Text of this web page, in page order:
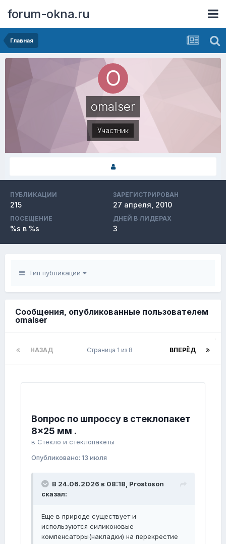
forum-okna.ru
Главная
omalser
Участник
ПУБЛИКАЦИИ
215
ЗАРЕГИСТРИРОВАН
27 апреля, 2010
ПОСЕЩЕНИЕ
%s в %s
ДНЕЙ В ЛИДЕРАХ
3
Тип публикации
Сообщения, опубликованные пользователем
omalser
НАЗАД ВПЕРЁД
Страница 1 из 8
Вопрос по шпроссу в стеклопакет
8×25 мм .
в Стекло и стеклопакеты
Опубликовано: 13 июля
В 24.06.2026 в 08:18, Prostoson
сказал:
Еще в природе существует и
используются силиконовые
компенсаторы(накладки) на перекрестие